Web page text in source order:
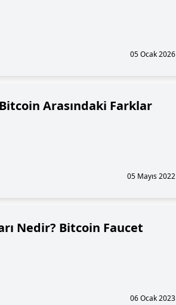
05 Ocak 2026
Arasındaki Farklar
05 Mayıs 2022
Nedir? Bitcoin Faucet
06 Ocak 2023